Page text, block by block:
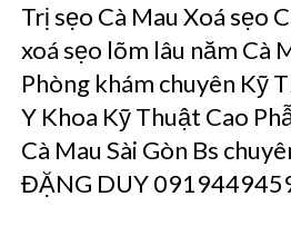
Trị sẹo Cà Mau Xoá sẹo
xoá sẹo lõm lâu năm Cà
Phòng khám chuyên Kỹ
Y Khoa Kỹ Thuật Cao
Cà Mau Sài Gòn Bs
ĐẶNG DUY